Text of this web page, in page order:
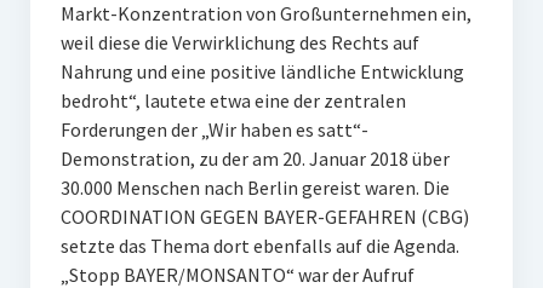
Markt-Konzentration von Großunternehmen ein,
weil diese die Verwirklichung des Rechts auf
Nahrung und eine positive ländliche Entwicklung
bedroht“, lautete etwa eine der zentralen
Forderungen der „Wir haben es satt“-
Demonstration, zu der am 20. Januar 2018 über
30.000 Menschen nach Berlin gereist waren. Die
COORDINATION GEGEN BAYER-GEFAHREN (CBG)
setzte das Thema dort ebenfalls auf die Agenda.
„Stopp BAYER/MONSANTO“ war der Aufruf